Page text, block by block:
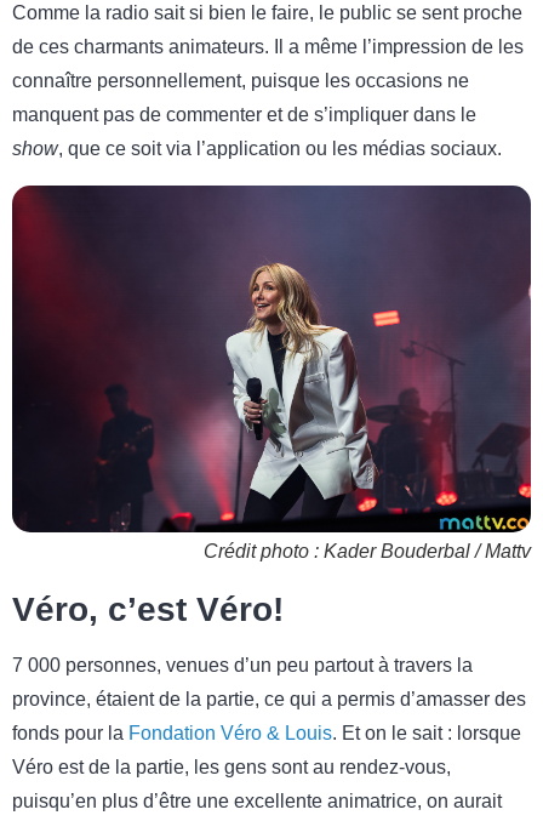
Comme la radio sait si bien le faire, le public se sent proche
de ces charmants animateurs. Il a même l’impression de les
connaître personnellement, puisque les occasions ne
manquent pas de commenter et de s’impliquer dans le
show, que ce soit via l’application ou les médias sociaux.
Crédit photo : Kader Bouderbal / Mattv
Véro, c’est Véro!
7 000 personnes, venues d’un peu partout à travers la
province, étaient de la partie, ce qui a permis d’amasser des
fonds pour la Fondation Véro & Louis. Et on le sait : lorsque
Véro est de la partie, les gens sont au rendez-vous,
puisqu’en plus d’être une excellente animatrice, on aurait